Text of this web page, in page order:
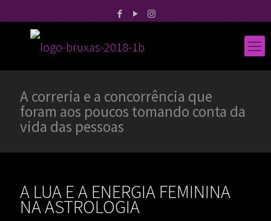
A correria e a concorrência que
foram aos poucos tomando conta da
vida das pessoas
A LUA E A ENERGIA FEMININA
NA ASTROLOGIA